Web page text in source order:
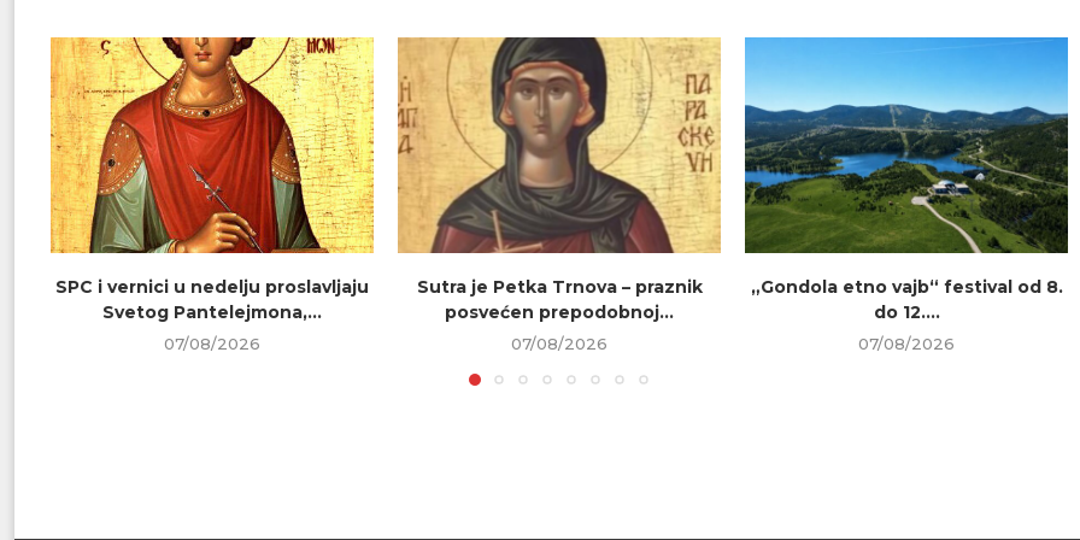
SPC i vernici u nedelju proslavljaju
Svetog Pantelejmona,...
07/08/2026
Sutra je Petka Trnova – praznik
posvećen prepodobnoj...
07/08/2026
„Gondola etno vajb“ festival od 8.
do 12....
07/08/2026